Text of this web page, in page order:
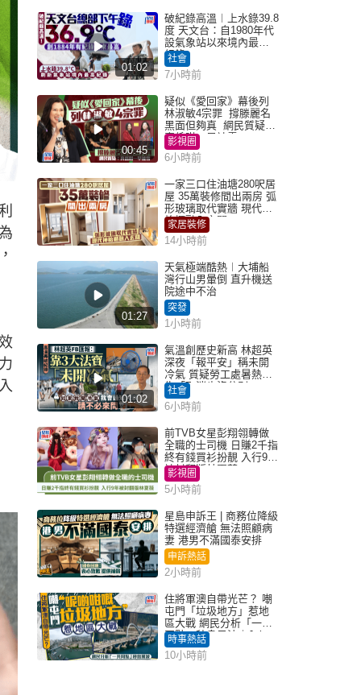
01:02
破紀錄高溫︱上水錄39.8
度 天文台：自1980年代
設氣象站以來境內最高
紀錄
社會
7小時前
00:45
疑似《愛回家》幕後列
林淑敏4宗罪 撐滕麗名
黑面但夠真 網民質疑：
真係咁一早被雪
影視圈
6小時前
一家三口住油塘280呎居
屋 35萬裝修間出兩房 弧
形玻璃取代實牆 現代神
枱櫃融入玄關
家居裝修
14小時前
01:27
天氣極端酷熱︱大埔船
灣行山男暈倒 直升機送
院途中不治
突發
1小時前
01:02
氣溫創歷史新高 林超英
深夜「報平安」稱未開
冷氣 質疑勞工處暑熱警
告「取消也沒分別」
社會
6小時前
前TVB女星彭翔翎轉做
全職的士司機 日賺2千指
終有錢買衫扮靚 入行9年
被封翻版林夏薇
影視圈
5小時前
星島申訴王 | 商務位降級
特選經濟艙 無法照顧病
妻 港男不滿國泰安排
申訴熱話
2小時前
住將軍澳自帶光芒？ 嘲
屯門「垃圾地方」惹地
區大戰 網民分析「一共
同點」秒息風波｜Juicy
叮
時事熱話
10小時前